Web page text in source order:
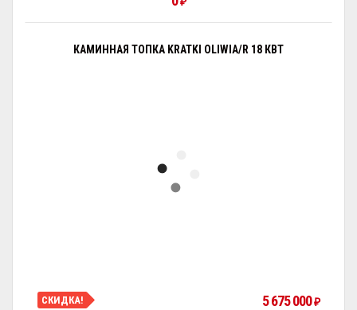
КАМИННАЯ ТОПКА KRATKI OLIWIA/R 18 КВТ
СКИДКА! 5 675 000₽